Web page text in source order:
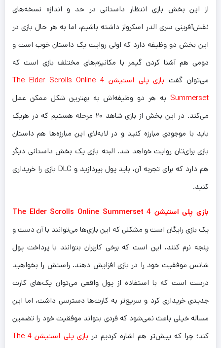
از این بخش بازی انتظار داستانی در حد و اندازه نسخه‌های
نقش‌آفرینی سری الدر اسکرولز داشته باشیم، اما به هر حال بازی در
این بخش دو وظیفه دارد که اولی روایت یک داستان خوب است و
دومی هم آشنا کردن گیمر با مکانیزم‌های مختلف بازی است که
می‌توان گفت
بازی پلی استیشن 4 The Elder Scrolls Online
Summerset به هر دو وظیفه‌اش به بهترین شکل ممکن عمل
می‌کند. در این بخش از بازی شاهد ۲۰ مرحله هستیم که در هریک
باید با موجودی مبارزه کنید و در لابه‌لای این مبارزه‌ها هم داستان
بازی برای‌تان روایت خواهد شد. البته بازی یک بخش داستانی دیگر
هم دارد که برای تجربه آن، باید پول بپردازید و DLC بازی را خریداری
کنید.
بازی پلی استیشن 4 The Elder Scrolls Online Summerset
یک بازی رایگان است و مشکلی که این بازی‌ها می‌توانند با آن دست و
پنجه نرم کنند، این است که برخی کاربران بتوانند با پرداخت پول
شانس موفقیت خود را در بازی افزایش دهند. راستش را بخواهید
درست است که با استفاده از پول واقعی می‌توان پک‌های کارت
جدیدی خریداری کرد و سریع‌تر به کارت‌ها دسترسی داشت، اما این
مساله خیلی باعث نمی‌شود که فردی بتواند موفقیت خود را تضمین
کند؛ چرا که پیش‌تر هم اشاره کردیم در
بازی پلی استیشن 4 The